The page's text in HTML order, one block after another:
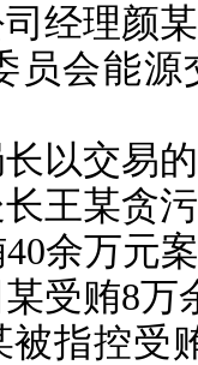
经理颜
员会能
以交易
王某贪
余万元
受贿8万
指控受